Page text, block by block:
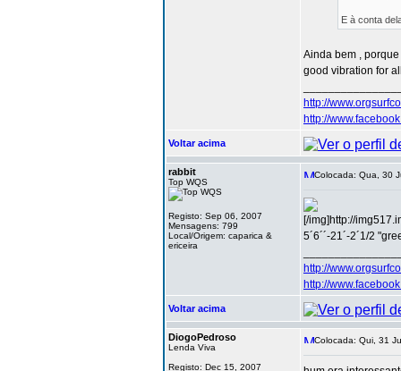
E à conta
Ainda bem ,
good vibration for
http://
http://
Voltar acima
rabbit
Top WQS
Registo: Sep 06, 2007
Mensagens: 799
Local/Origem: caparica &
ericeira
Colocada: Qua, 30
[/img]http://
5´6´´-21´-2´1/2
http://
http://
Voltar acima
DiogoPedroso
Lenda Viva
Registo: Dec 15, 2007
Colocada: Qui, 31